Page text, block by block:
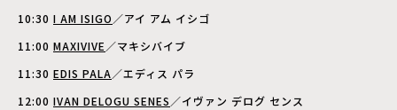
10:30 I AM ISIGO ／アイ アム イシゴ
11:00 MAXIVIVE ／マキシバイブ
11:30 EDIS PALA／エディス パラ
12:00 IVAN DELOGU SENES ／イヴァン デログ センス